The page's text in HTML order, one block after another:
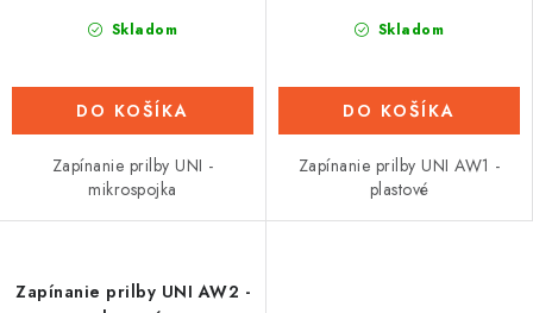
Skladom
DO KOŠÍKA
Zapínanie prilby UNI -
mikrospojka
Skladom
DO KOŠÍKA
Zapínanie prilby UNI AW1 -
plastové
Zapínanie prilby UNI AW2 -